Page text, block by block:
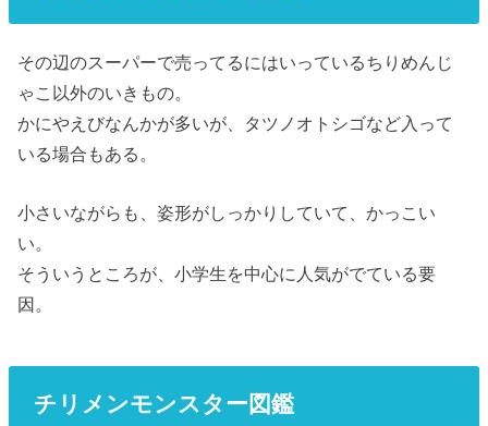
その辺のスーパーで売ってるにはいっているちりめんじ
ゃこ以外のいきもの。
かにやえびなんかが多いが、タツノオトシゴなど入って
いる場合もある。
小さいながらも、姿形がしっかりしていて、かっこい
い。
そういうところが、小学生を中心に人気がでている要
因。
チリメンモンスター図鑑